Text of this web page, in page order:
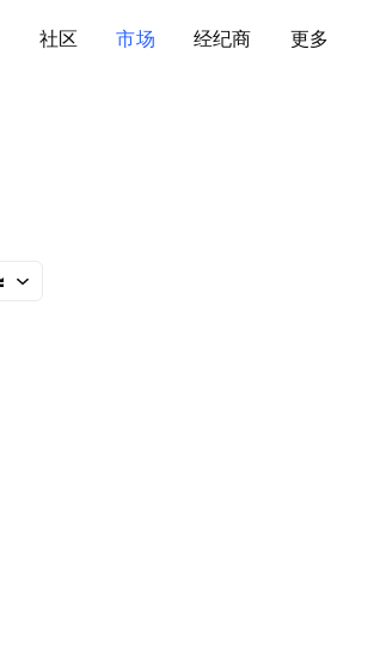
社区 市场 经纪商 更多